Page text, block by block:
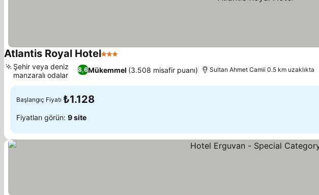
Atlantis Royal Hotel3 Yıldız
8,6Mükemmel (3.508 misafir puanı)
Şehir veya deniz
manzaralı odalar
Sultan Ahmet Camii 0.5 km uzaklıkta
Başlangıç Fiyatı ₺1.128
Fiyatları görün: 9 site